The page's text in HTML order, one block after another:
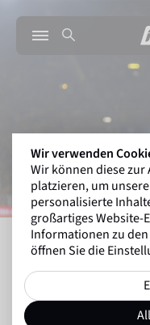
INSIDE REUSCH
Zurück zur Übersicht
Wir verwenden
Wir können diese zur
platzieren, um
personalisierte
großartiges Website-
Informationen zu
öffnen Sie die